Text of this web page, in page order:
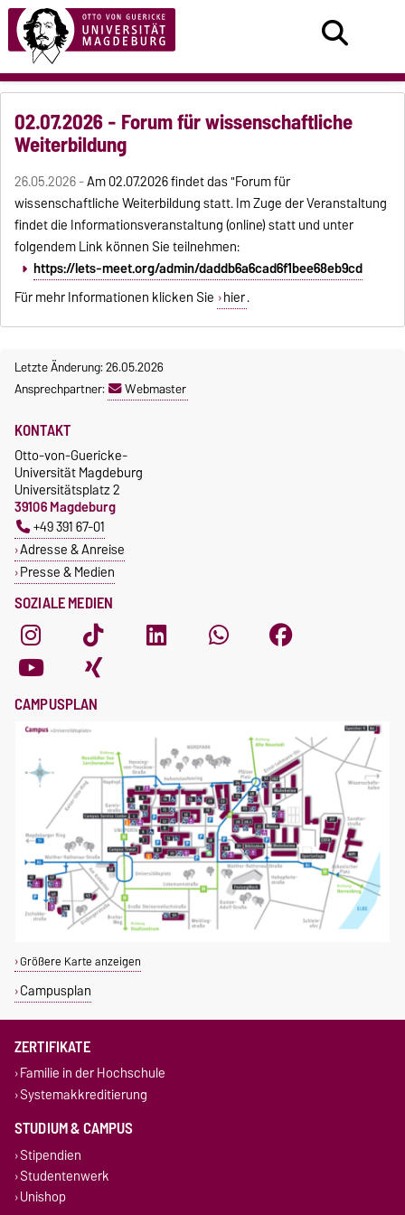
02.07.2026 - Forum für wissenschaftliche
Weiterbildung
26.05.2026 -Am 02.07.2026 findet das "Forum für
wissenschaftliche Weiterbildung statt. Im Zuge der Veranstaltung
findet die Informationsveranstaltung (online) statt und unter
folgendem Link können Sie teilnehmen:
https://lets-meet.org/admin/daddb6a6cad6f1bee68eb9cd
Für mehr Informationen klicken Sie hier.
Letzte Änderung: 26.05.2026
Ansprechpartner:
Webmaster
SOZIALE MEDIEN
KONTAKT
Otto-von-Guericke-
Universität Magdeburg
Universitätsplatz 2
39106 Magdeburg
+49 391 67-01
Adresse & Anreise
Presse & Medien
CAMPUSPLAN
Größere Karte anzeigen
Campusplan
ZERTIFIKATE
Familie in der Hochschule
Systemakkreditierung
STUDIUM & CAMPUS
Stipendien
Studentenwerk
Unishop